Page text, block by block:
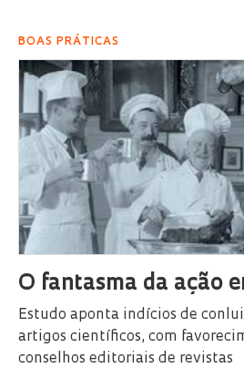
BOAS PRÁTICAS
O fantasma da ação
Estudo aponta indícios de
artigos científicos, com
conselhos editoriais de revistas